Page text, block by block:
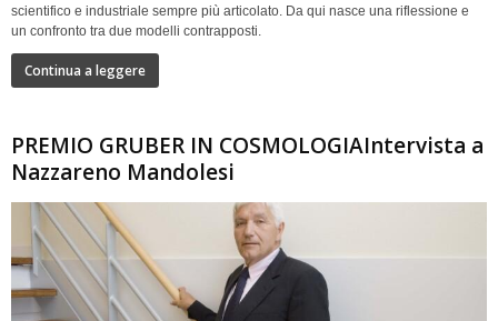
scientifico e industriale sempre più articolato. Da qui nasce una riflessione e
un confronto tra due modelli contrapposti.
Continua a leggere
PREMIO GRUBER IN COSMOLOGIAIntervista a
Nazzareno Mandolesi